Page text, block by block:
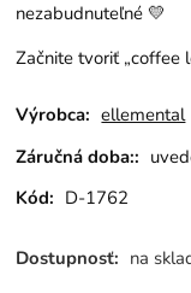
nezabudnuteľné 💛
Začnite tvoriť „coffee
Výrobca: ellemental
Záručná doba::
Kód: D-1762
Dostupnosť: na